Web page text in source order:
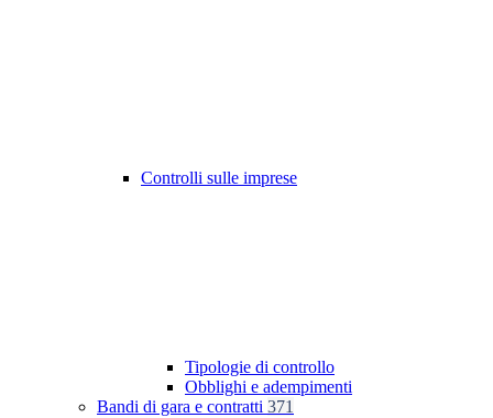
Controlli sulle imprese
Tipologie di controllo
Obblighi e adempimenti
Bandi di gara e contratti 371